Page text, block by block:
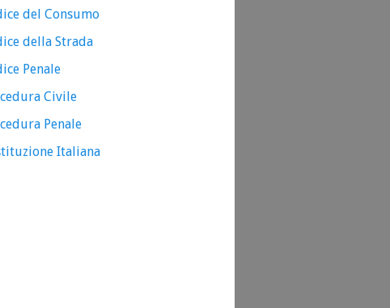
del Consumo
della Strada
Penale
Civile
Penale
Italiana